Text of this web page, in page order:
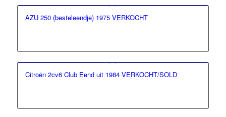
AZU 250 (besteleendje) 1975 VERKOCHT
Citroën 2cv6 Club Eend uit 1984 VERKOCHT/SOLD